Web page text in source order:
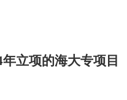
立项的海大专项目